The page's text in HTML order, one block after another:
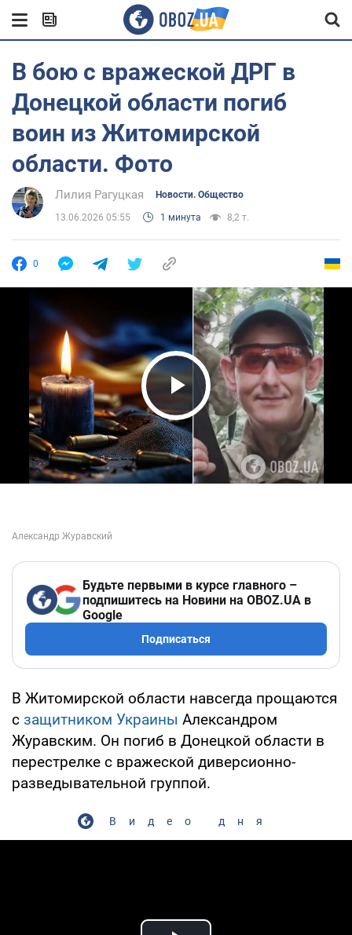
В бою с вражеской ДРГ в
Донецкой области погиб
воин из Житомирской
области. Фото
Лилия Рагуцкая Новости. Общество
13.06.2026 05:55 1 минута 8,2 т.
0
Play Video
Будьте первыми в курсе главного –
подпишитесь на Новини на OBOZ.UA в
Google
Подписаться
В Житомирской области навсегда прощаются
с защитником Украины Александром
Журавским. Он погиб в Донецкой области в
перестрелке с вражеской диверсионно-
разведывательной группой.
Видео дня